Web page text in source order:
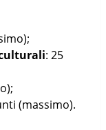
: 25
(massimo).